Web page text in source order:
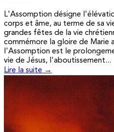
L'Assomption désigne
corps et âme, au terme de sa
grandes fêtes de la vie
commémore la gloire de Marie
l'Assomption est le
vie de Jésus, l'aboutissement...
Lire la suite →